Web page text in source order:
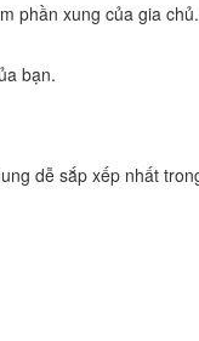
phần xung của gia
bạn.
dễ sắp xếp nhất